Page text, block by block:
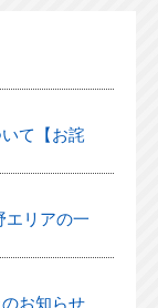
て【お詫
エリアの一
お知らせ